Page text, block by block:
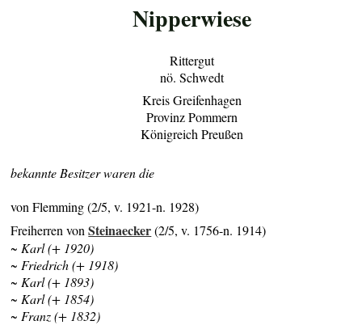
Nipperwiese
Rittergut
nö. Schwedt
Kreis Greifenhagen
Provinz Pommern
Königreich Preußen
bekannte Besitzer waren die
von Flemming (2/5, v. 1921-n. 1928)
Freiherren vonSteinaecker(2/5, v. 1756-n. 1914)
~ Karl (+ 1920)
~ Friedrich (+ 1918)
~ Karl (+ 1893)
~ Karl (+ 1854)
~ Franz (+ 1832)